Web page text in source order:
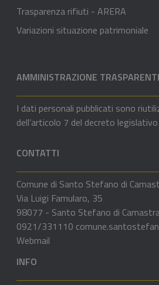
Trasparenza rifiuti - ARERA
Variazioni situazione patrimoniale
AMMINISTRAZIONE
I dati personali pubblicati sono
dell’articolo 7 del decreto
CONTATTI
Comune di Santo Stefano di
Via Luigi Famularo, 35
98077 - Santo Stefano di
0921/331110
Webmail
INFO